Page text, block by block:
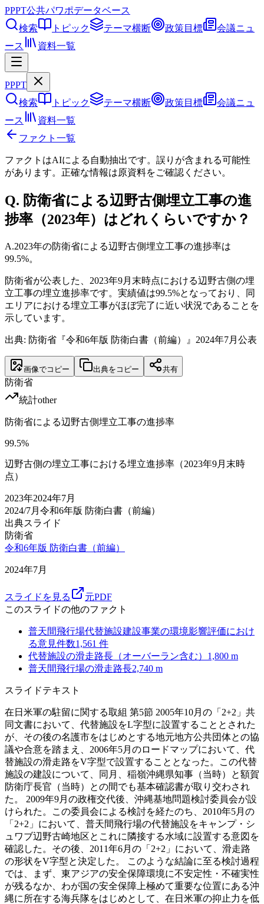
PPPT公共パワポデータベース
検索
トピック テーマ横断 政策目標
会議ニュ
ース
資料一覧
PPPT
検索
トピック テーマ横断 政策目標
会議ニュ
ース
資料一覧
ファクト一覧
ファクトはAIによる自動抽出です。誤りが含まれる可能性
があります。正確な情報は原資料をご確認ください。
Q. 防衛省による辺野古側埋立工事の進
捗率（2023年）はどれくらいですか？
A.2023年の防衛省による辺野古側埋立工事の進捗率は
99.5%。
防衛省が公表した、2023年9月末時点における辺野古側の埋
立工事の埋立進捗率です。実績値は99.5%となっており、同
エリアにおける埋立工事がほぼ完了に近い状況であることを
示しています。
出典: 防衛省『令和6年版 防衛白書（前編）』2024年7月公表
画像でコピー 出典をコピー 共有
防衛省
統計other
防衛省による辺野古側埋立工事の進捗率
99.5%
辺野古側の埋立工事における埋立進捗率（2023年9月末時
点）
2023年2024年7月
2024/7月 令和6年版 防衛白書（前編）
出典スライド
防衛省
令和6年版 防衛白書（前編）
2024年7月
スライドを見る
元PDF
このスライドの他のファクト
普天間飛行場代替施設建設事業の環境影響評価におけ
る意見件数1,561 件
代替施設の滑走路長（オーバーラン含む） 1,800 m
普天間飛行場の滑走路長2,740 m
スライドテキスト
在日米軍の駐留に関する取組 第5節 2005年10月の「2+2」共
同文書において、代替施設をL字型に設置することとされた
が、その後の名護市をはじめとする地元地方公共団体との協
議や合意を踏まえ、2006年5月のロードマップにおいて、代
替施設の滑走路をV字型で設置することとなった。この代替
施設の建設について、同月、稲嶺沖縄県知事（当時）と額賀
防衛庁長官（当時）との間でも基本確認書が取り交わされ
た。 2009年9月の政権交代後、沖縄基地問題検討委員会が設
けられた。この委員会による検討を経たのち、2010年5月の
「2+2」において、普天間飛行場の代替施設をキャンプ・シ
ュワブ辺野古崎地区とこれに隣接する水域に設置する意図を
確認した。その後、2011年6月の「2+2」において、滑走路
の形状をV字型と決定した。 このような結論に至る検討過程
では、まず、東アジアの安全保障環境に不安定性・不確実性
が残るなか、わが国の安全保障上極めて重要な位置にある沖
縄に所在する海兵隊をはじめとして、在日米軍の抑止力を低